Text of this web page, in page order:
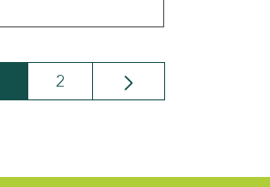
Seite
2